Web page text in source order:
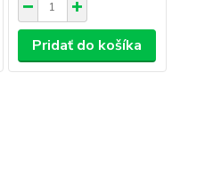
Pridať do košíka